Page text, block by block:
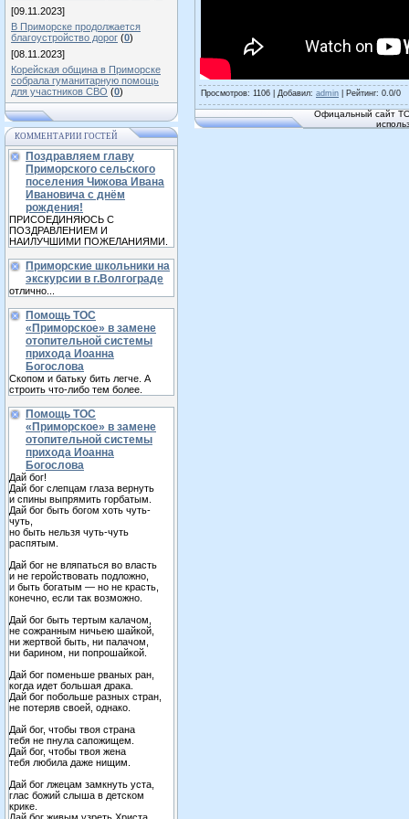
[09.11.2023]
В Приморске продолжается
благоустройство дорог (0)
[08.11.2023]
Корейская община в Приморске
собрала гуманитарную помощь
для участников СВО (0)
КОММЕНТАРИИ ГОСТЕЙ
Поздравляем главу
Приморского сельского
поселения Чижова Ивана
Ивановича с днём
рождения!
ПРИСОЕДИНЯЮСЬ С
ПОЗДРАВЛЕНИЕМ И
НАИЛУЧШИМИ ПОЖЕЛАНИЯМИ.
Приморские школьники на
экскурсии в г.Волгограде
отлично...
Помощь ТОС
«Приморское» в замене
отопительной системы
прихода Иоанна
Богослова
Скопом и батьку бить легче. А
строить что-либо тем более.
Помощь ТОС
«Приморское» в замене
отопительной системы
прихода Иоанна
Богослова
Дай бог!
Дай бог слепцам глаза вернуть
и спины выпрямить горбатым.
Дай бог быть богом хоть чуть-
чуть,
но быть нельзя чуть-чуть
распятым.
Дай бог не вляпаться во власть
и не геройствовать подложно,
и быть богатым — но не красть,
конечно, если так возможно.
Дай бог быть тертым калачом,
не сожранным ничьею шайкой,
ни жертвой быть, ни палачом,
ни барином, ни попрошайкой.
Дай бог поменьше рваных ран,
когда идет большая драка.
Дай бог побольше разных стран,
не потеряв своей, однако.
Дай бог, чтобы твоя страна
тебя не пнула сапожищем.
Дай бог, чтобы твоя жена
тебя любила даже нищим.
Дай бог лжецам замкнуть уста,
глас божий слыша в детском
крике.
Просмотров: 1106 | Добавил: admin Рейтинг: 0.0/0
Офицальный сайт